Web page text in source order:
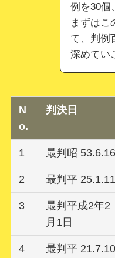
例を30個
まずはこ
て、判例
深めてい
N
o.
判決日
1 最判昭 53.6.16
2 最判平 25.1.11
3
最判平成2年2
月1日
4 最判平 21.7.10